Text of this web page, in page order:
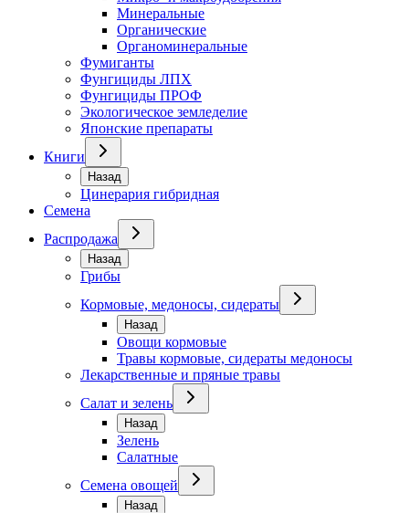
Минеральные
Органические
Органоминеральные
Фумиганты
Фунгициды ЛПХ
Фунгициды ПРОФ
Экологическое земледелие
Японские препараты
Книги
Назад
Цинерария гибридная
Семена
Распродажа
Назад
Грибы
Кормовые, медоносы, сидераты
Назад
Овощи кормовые
Травы кормовые, сидераты медоносы
Лекарственные и пряные травы
Салат и зелень
Назад
Зелень
Салатные
Семена овощей
Назад